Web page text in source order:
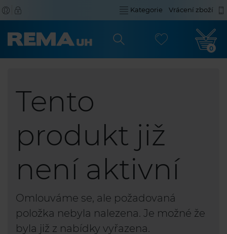
Kategorie Vrácení zboží
0
Tento
produkt již
není aktivní
Omlouváme se, ale požadovaná
položka nebyla nalezena. Je možné že
byla již z nabídky vyřazena.